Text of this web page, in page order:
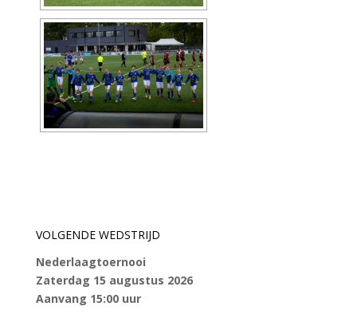
VOLGENDE WEDSTRIJD
Nederlaagtoernooi
Zaterdag 15 augustus 2026
Aanvang 15:00 uur